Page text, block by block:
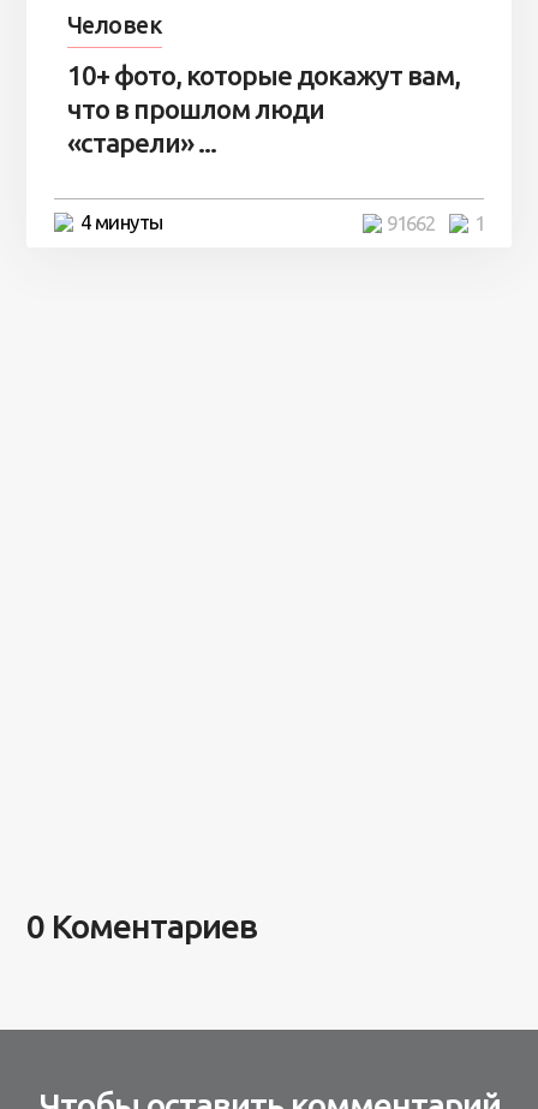
Человек
10+ фото, которые докажут вам,
что в прошлом люди
«старели» ...
4 минуты 1
91662
0 Коментариев